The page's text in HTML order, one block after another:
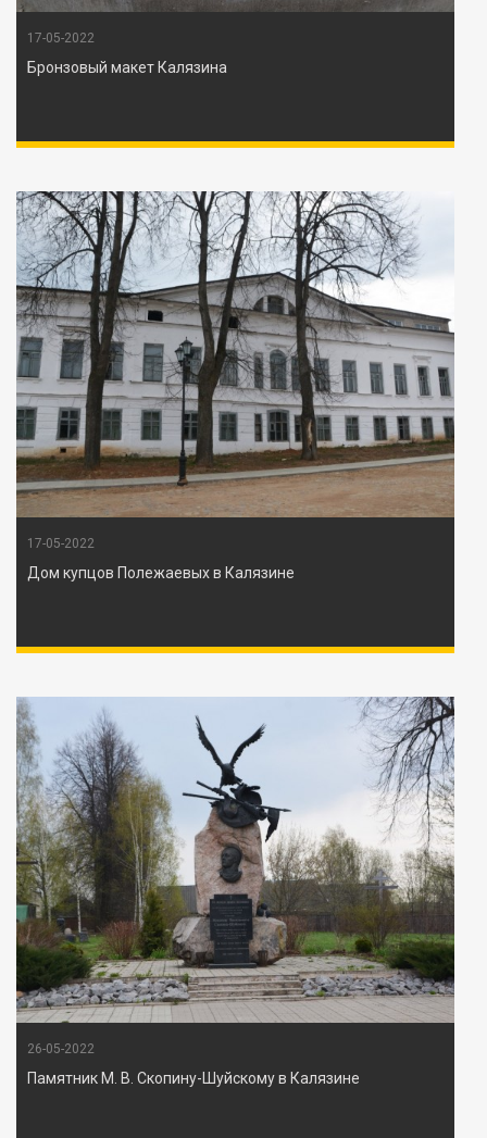
17-05-2022
Бронзовый макет Калязина
17-05-2022
Дом купцов Полежаевых в Калязине
26-05-2022
Памятник М. В. Скопину-Шуйскому в Калязине